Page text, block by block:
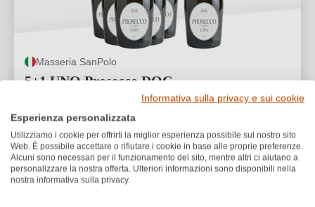
Masseria SanPolo
5+1 UNO Prosecco DOC
Valutazione media di 5 su 5 stelle
59,40 €
49,90 €*
11,09 €/L (4,5 L)
Informativa sulla privacy e sui cookie
Esperienza personalizzata
Utilizziamo i cookie per offrirti la miglior esperienza possibile sul nostro sito
Web. È possibile accettare o rifiutare i cookie in base alle proprie preferenze.
Alcuni sono necessari per il funzionamento del sito, mentre altri ci aiutano a
personalizzare la nostra offerta. Ulteriori informazioni sono disponibili nella
nostra informativa sulla privacy.